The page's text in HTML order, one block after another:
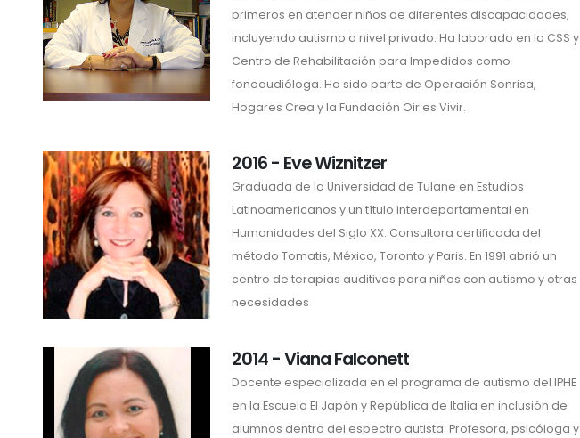
primeros en atender niños de diferentes discapacidades,
incluyendo autismo a nivel privado. Ha laborado en la CSS y
Centro de Rehabilitación para Impedidos como
fonoaudióloga. Ha sido parte de Operación Sonrisa,
Hogares Crea y la Fundación Oir es Vivir.
2016 - Eve Wiznitzer
Graduada de la Universidad de Tulane en Estudios
Latinoamericanos y un título interdepartamental en
Humanidades del Siglo XX. Consultora certificada del
método Tomatis, México, Toronto y Paris. En 1991 abrió un
centro de terapias auditivas para niños con autismo y otras
necesidades
2014 - Viana Falconett
Docente especializada en el programa de autismo del IPHE
en la Escuela El Japón y República de Italia en inclusión de
alumnos dentro del espectro autista. Profesora, psicóloga y